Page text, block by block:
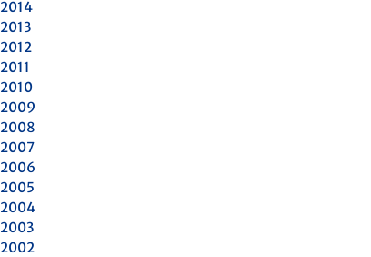
2014
2013
2012
2011
2010
2009
2008
2007
2006
2005
2004
2003
2002